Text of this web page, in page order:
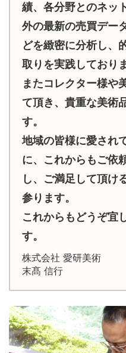
績、各分野とのネッ
外の最新の売買デー
どを緻密に分析し、
取りを実践しており
またコレクター様や
て頂き、貴重な美術
す。
地域の皆様に愛され
に、これからもご依
し、ご満足して頂け
参ります。
これからもどうぞ宜
す。
株式会社 愛研美術
末髙 信行